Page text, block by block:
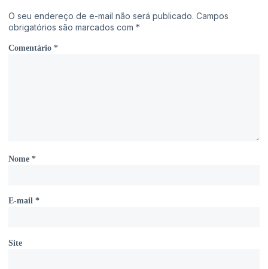
O seu endereço de e-mail não será publicado. Campos
obrigatórios são marcados com *
Comentário *
Nome *
E-mail *
Site